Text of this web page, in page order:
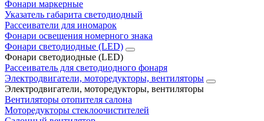
Фонари маркерные
Указатель габарита светодиодный
Рассеиватели для иномарок
Фонари освещения номерного знака
Фонари светодиодные (LED)
Фонари светодиодные (LED)
Рассеиватель для светодиодного фонаря
Электродвигатели, моторедукторы, вентиляторы
Электродвигатели, моторедукторы, вентиляторы
Вентиляторы отопителя салона
Моторедукторы стеклоочистителей